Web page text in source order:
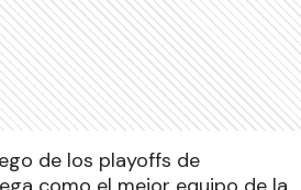
de los playoffs de